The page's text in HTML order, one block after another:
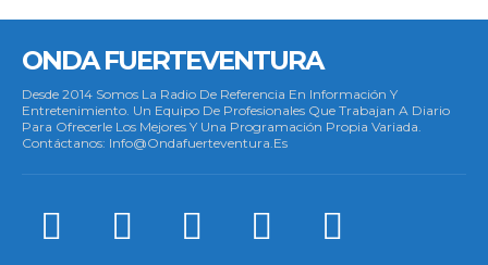
ONDA FUERTEVENTURA
Desde 2014 Somos La Radio De Referencia En Información Y
Entretenimiento. Un Equipo De Profesionales Que Trabajan A Diario
Para Ofrecerle Los Mejores Y Una Programación Propia Variada.
Contáctanos: Info@ondafuerteventura.es